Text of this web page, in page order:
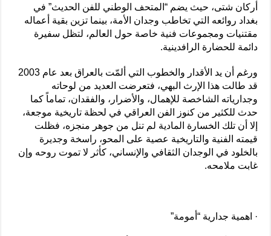
أركان شتى، حيث يضم “المتحف الوطني للفن الحديث” في
بغداد روائعه التي تخاطب وجدان الأمة، بينما تزين بقية أعماله
مقتنيات ومجموعات فنية خاصة حول العالم، لتظل سفيرة
دائمة للحضارة الرافدينية.
ورغم أن يد الأقدار والخطوب التي ألمّت بالعراق بعد عام 2003
قد طالت هذا الإرث البهي، فتعرضت العديد من لوحاته
وجدارياته الشاخصة للإهمال، والأضرار، والفقدان، تماماً كما
حدث للكثير من كنوز الفن العراقي في لحظة تاريخية موجعة،
إلا أن تلك الخسارة المادية لم تنل من جوهر منجزه، فظلت
قيمته الفنية والتاريخية عصية على المحو، راسخة وجديرة
بالخلود في الوجدان الثقافي والإنساني، كأثر لا تموت روحه وإن
غابت ملامحه.
· اهمية جدارية “أمومة”